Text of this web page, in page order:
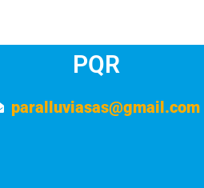
PQR
paralluviasas@gmail.com